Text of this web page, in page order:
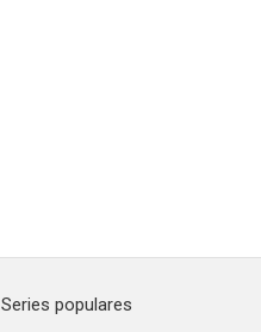
Series populares